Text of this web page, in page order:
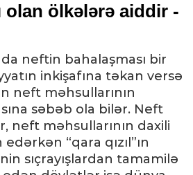
olan ölkələrə aiddir -
neftin bahalaşması bir
inkişafına təkan versə
neft məhsullarının
səbəb ola bilər. Neft
neft məhsullarının daxili
“qara qızıl”ın
sıçrayışlardan tamamilə